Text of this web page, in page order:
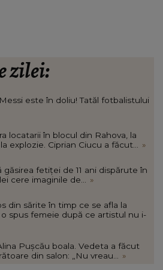
zilei:
este în doliu! Tatăl fotbalistului
locatarii în blocul din Rahova, la
explozie. Ciprian Ciucu a făcut...
»
fetiței de 11 ani dispărute în
cere imaginile de...
»
din sărite în timp ce se afla la
spus femeie după ce artistul nu i-
Pușcău boala. Vedeta a făcut
din salon: „Nu vreau...
»